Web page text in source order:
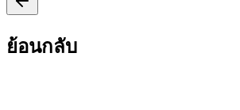
ย้อนกลับ